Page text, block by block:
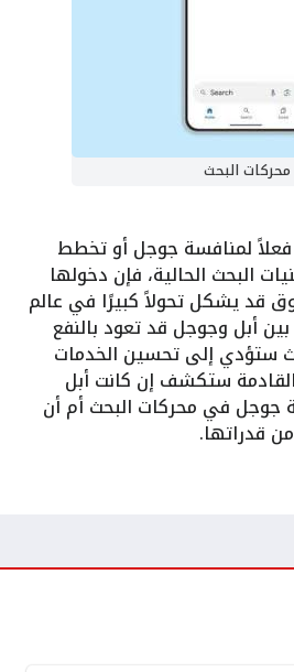
محركات البحث
لمنافسة جوجل أو تخطط
البحث الحالية، فإن دخولها
قد يشكل تحولاً كبيرًا في عالم
بين أبل وجوجل قد تعود بالنفع
ستؤدي إلى تحسين الخدمات
القادمة ستكشف إن كانت أبل
جوجل في محركات البحث أم أن
قدراتها.